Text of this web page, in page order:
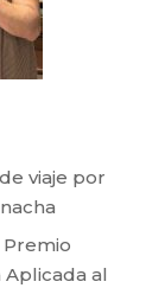
viaje por
al